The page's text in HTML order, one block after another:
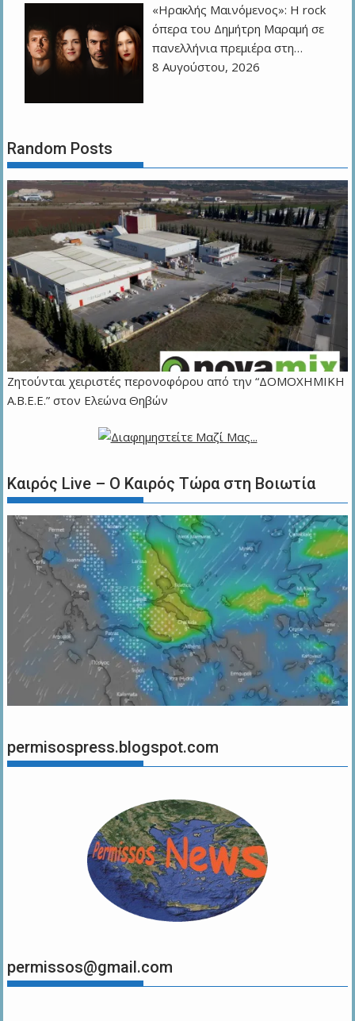
«Ηρακλής Μαινόμενος»: H rock
όπερα του Δημήτρη Μαραμή σε
πανελλήνια πρεμιέρα στη…
8 Αυγούστου, 2026
Random Posts
Ζητούνται χειριστές περονοφόρου από την “ΔΟΜΟΧΗΜΙΚΗ
Α.Β.Ε.Ε.” στον Ελεώνα Θηβών
Καιρός Live – Ο Καιρός Τώρα στη Βοιωτία
permisospress.blogspot.com
permissos@gmail.com